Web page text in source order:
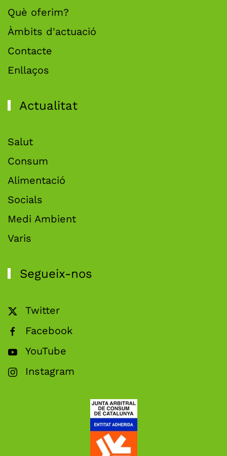
Què oferim?
Àmbits d'actuació
Contacte
Enllaços
Actualitat
Salut
Consum
Alimentació
Socials
Medi Ambient
Varis
Segueix-nos
Twitter
Facebook
YouTube
Instagram